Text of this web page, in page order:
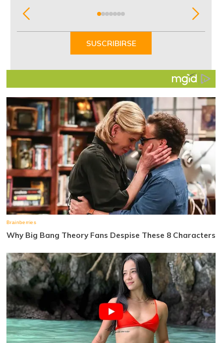
Item
SUSCRIBIRSE